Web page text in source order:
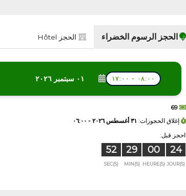
الحجز الرسوم الخضراء الحجز Hôtel
٠١ سبتمبر ٢٠٢٦ ٠٨:٠٠ - ١٧:٠٠
69
إغلاق الحجوزات: ٣١ أغسطس ٢٠٢٦ - ٠٦:٠٠
احجز قبل:
24
00
29
51
JOUR(S)
HEURE(S)
MIN(S)
SEC(S)